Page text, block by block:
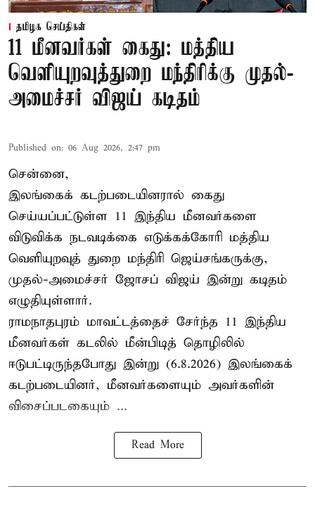
தமிழக செய்திகள்
11 மீனவர்கள் கைது: மத்திய
வெளியுறவுத்துறை மந்திரிக்கு முதல்-
அமைச்சர் விஜய் கடிதம்
Published on: 06 Aug 2026, 2:47 pm
சென்னை,
இலங்கைக் கடற்படையினரால் கைது
செய்யப்பட்டுள்ள 11 இந்திய மீனவர்களை
விடுவிக்க நடவடிக்கை எடுக்கக்கோரி மத்திய
வெளியுறவுத் துறை மந்திரி ஜெய்சங்கருக்கு,
முதல்-அமைச்சர் ஜோசப் விஜய் இன்று கடிதம்
எழுதியுள்ளார்.
ராமநாதபுரம் மாவட்டத்தைச் சேர்ந்த 11 இந்திய
மீனவர்கள் கடலில் மீன்பிடித் தொழிலில்
ஈடுபட்டிருந்தபோது இன்று (6.8.2026) இலங்கைக்
கடற்படையினர், மீனவர்களையும் அவர்களின்
விசைப்படகையும் ...
Read More